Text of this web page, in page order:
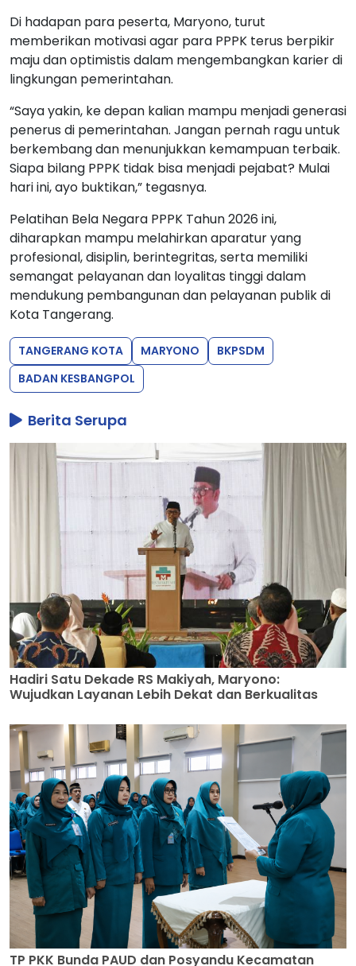
Di hadapan para peserta, Maryono, turut
memberikan motivasi agar para PPPK terus berpikir
maju dan optimistis dalam mengembangkan karier di
lingkungan pemerintahan.
“Saya yakin, ke depan kalian mampu menjadi generasi
penerus di pemerintahan. Jangan pernah ragu untuk
berkembang dan menunjukkan kemampuan terbaik.
Siapa bilang PPPK tidak bisa menjadi pejabat? Mulai
hari ini, ayo buktikan,” tegasnya.
Pelatihan Bela Negara PPPK Tahun 2026 ini,
diharapkan mampu melahirkan aparatur yang
profesional, disiplin, berintegritas, serta memiliki
semangat pelayanan dan loyalitas tinggi dalam
mendukung pembangunan dan pelayanan publik di
Kota Tangerang.
TANGERANG KOTA MARYONO
BKPSDM
BADAN KESBANGPOL
Berita Serupa
Hadiri Satu Dekade RS Makiyah, Maryono:
Wujudkan Layanan Lebih Dekat dan Berkualitas
TP PKK Bunda PAUD dan Posyandu Kecamatan